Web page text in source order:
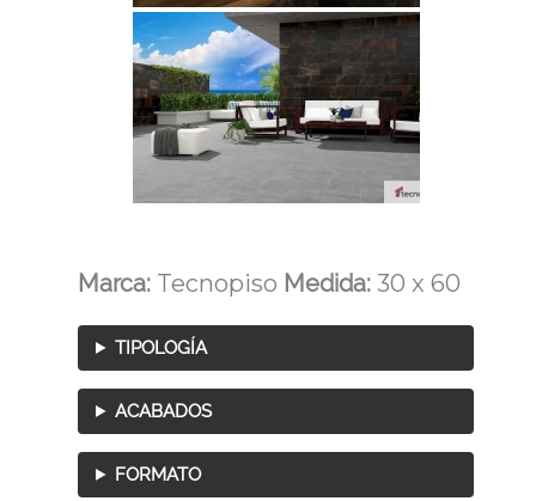
Marca: Tecnopiso Medida: 30 x 60
TIPOLOGÍA
ACABADOS
FORMATO